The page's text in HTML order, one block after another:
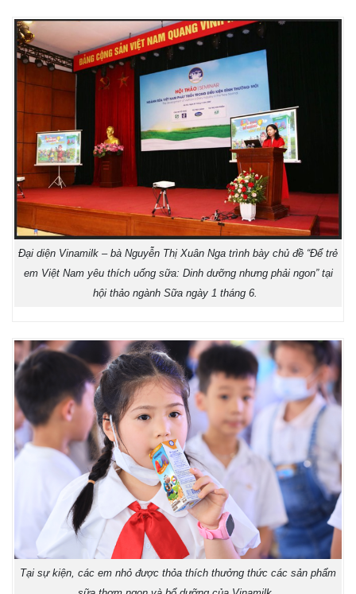
Đại diện Vinamilk – bà Nguyễn Thị Xuân Nga trình bày chủ đề “Để trẻ
em Việt Nam yêu thích uống sữa: Dinh dưỡng nhưng phải ngon” tại
hội thảo ngành Sữa ngày 1 tháng 6.
Tại sự kiện, các em nhỏ được thỏa thích thưởng thức các sản phẩm